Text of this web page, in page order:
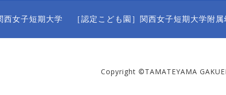
西女子短期大学 ［認定こども園］関西女子短期大学附
Copyright ©TAMATEYAMA